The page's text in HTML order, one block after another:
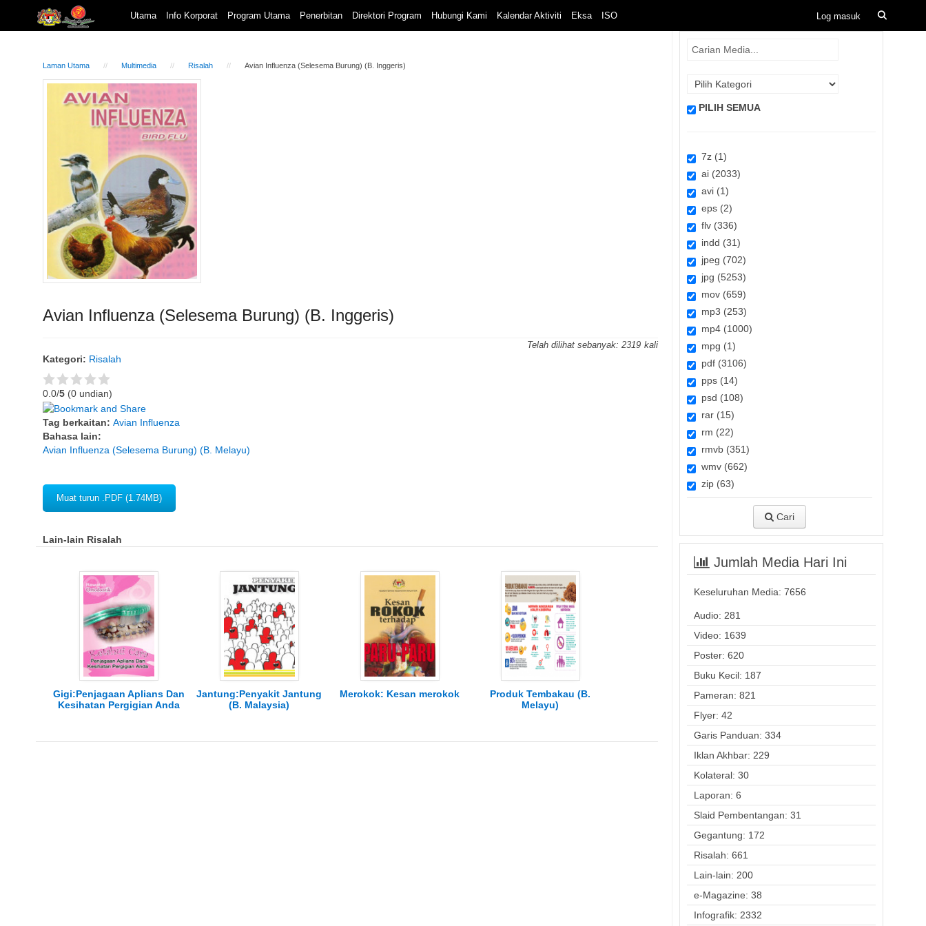
Utama Info Korporat Program Utama Penerbitan Direktori Program Hubungi Kami Kalendar Aktiviti Eksa ISO
Laman Utama Multimedia Risalah Avian Influenza (Selesema Burung) (B. Inggeris)
Avian Influenza (Selesema Burung) (B. Inggeris)
Telah dilihat sebanyak: 2319
Kategori: Risalah
0.0/5 (0 undian)
Tag berkaitan: Avian Influenza
Bahasa lain:
Avian Influenza (Selesema Burung) (B. Melayu)
Muat turun .PDF (1.74MB)
Lain-lain Risalah
Gigi:Penjagaan Aplians Dan
Kesihatan Pergigian Anda
Jantung:Penyakit Jantung
(B. Malaysia)
Merokok: Kesan merokok
Produk Tembakau (B.
Melayu)
PILIH SEMUA
7z (1)
ai (2033)
avi (1)
eps (2)
flv (336)
indd (31)
jpeg (702)
jpg (5253)
mov (659)
mp3 (253)
mp4 (1000)
mpg (1)
pdf (3106)
pps (14)
psd (108)
rar (15)
rm (22)
rmvb (351)
wmv (662)
zip (63)
Cari
Jumlah Media Hari Ini
Keseluruhan Media: 7656
Audio: 281
Video: 1639
Poster: 620
Buku Kecil: 187
Pameran: 821
Flyer: 42
Garis Panduan: 334
Iklan Akhbar: 229
Kolateral: 30
Laporan: 6
Slaid Pembentangan: 31
Gegantung: 172
Risalah: 661
Lain-lain: 200
e-Magazine: 38
Infografik: 2332